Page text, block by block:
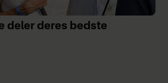
deler deres bedste